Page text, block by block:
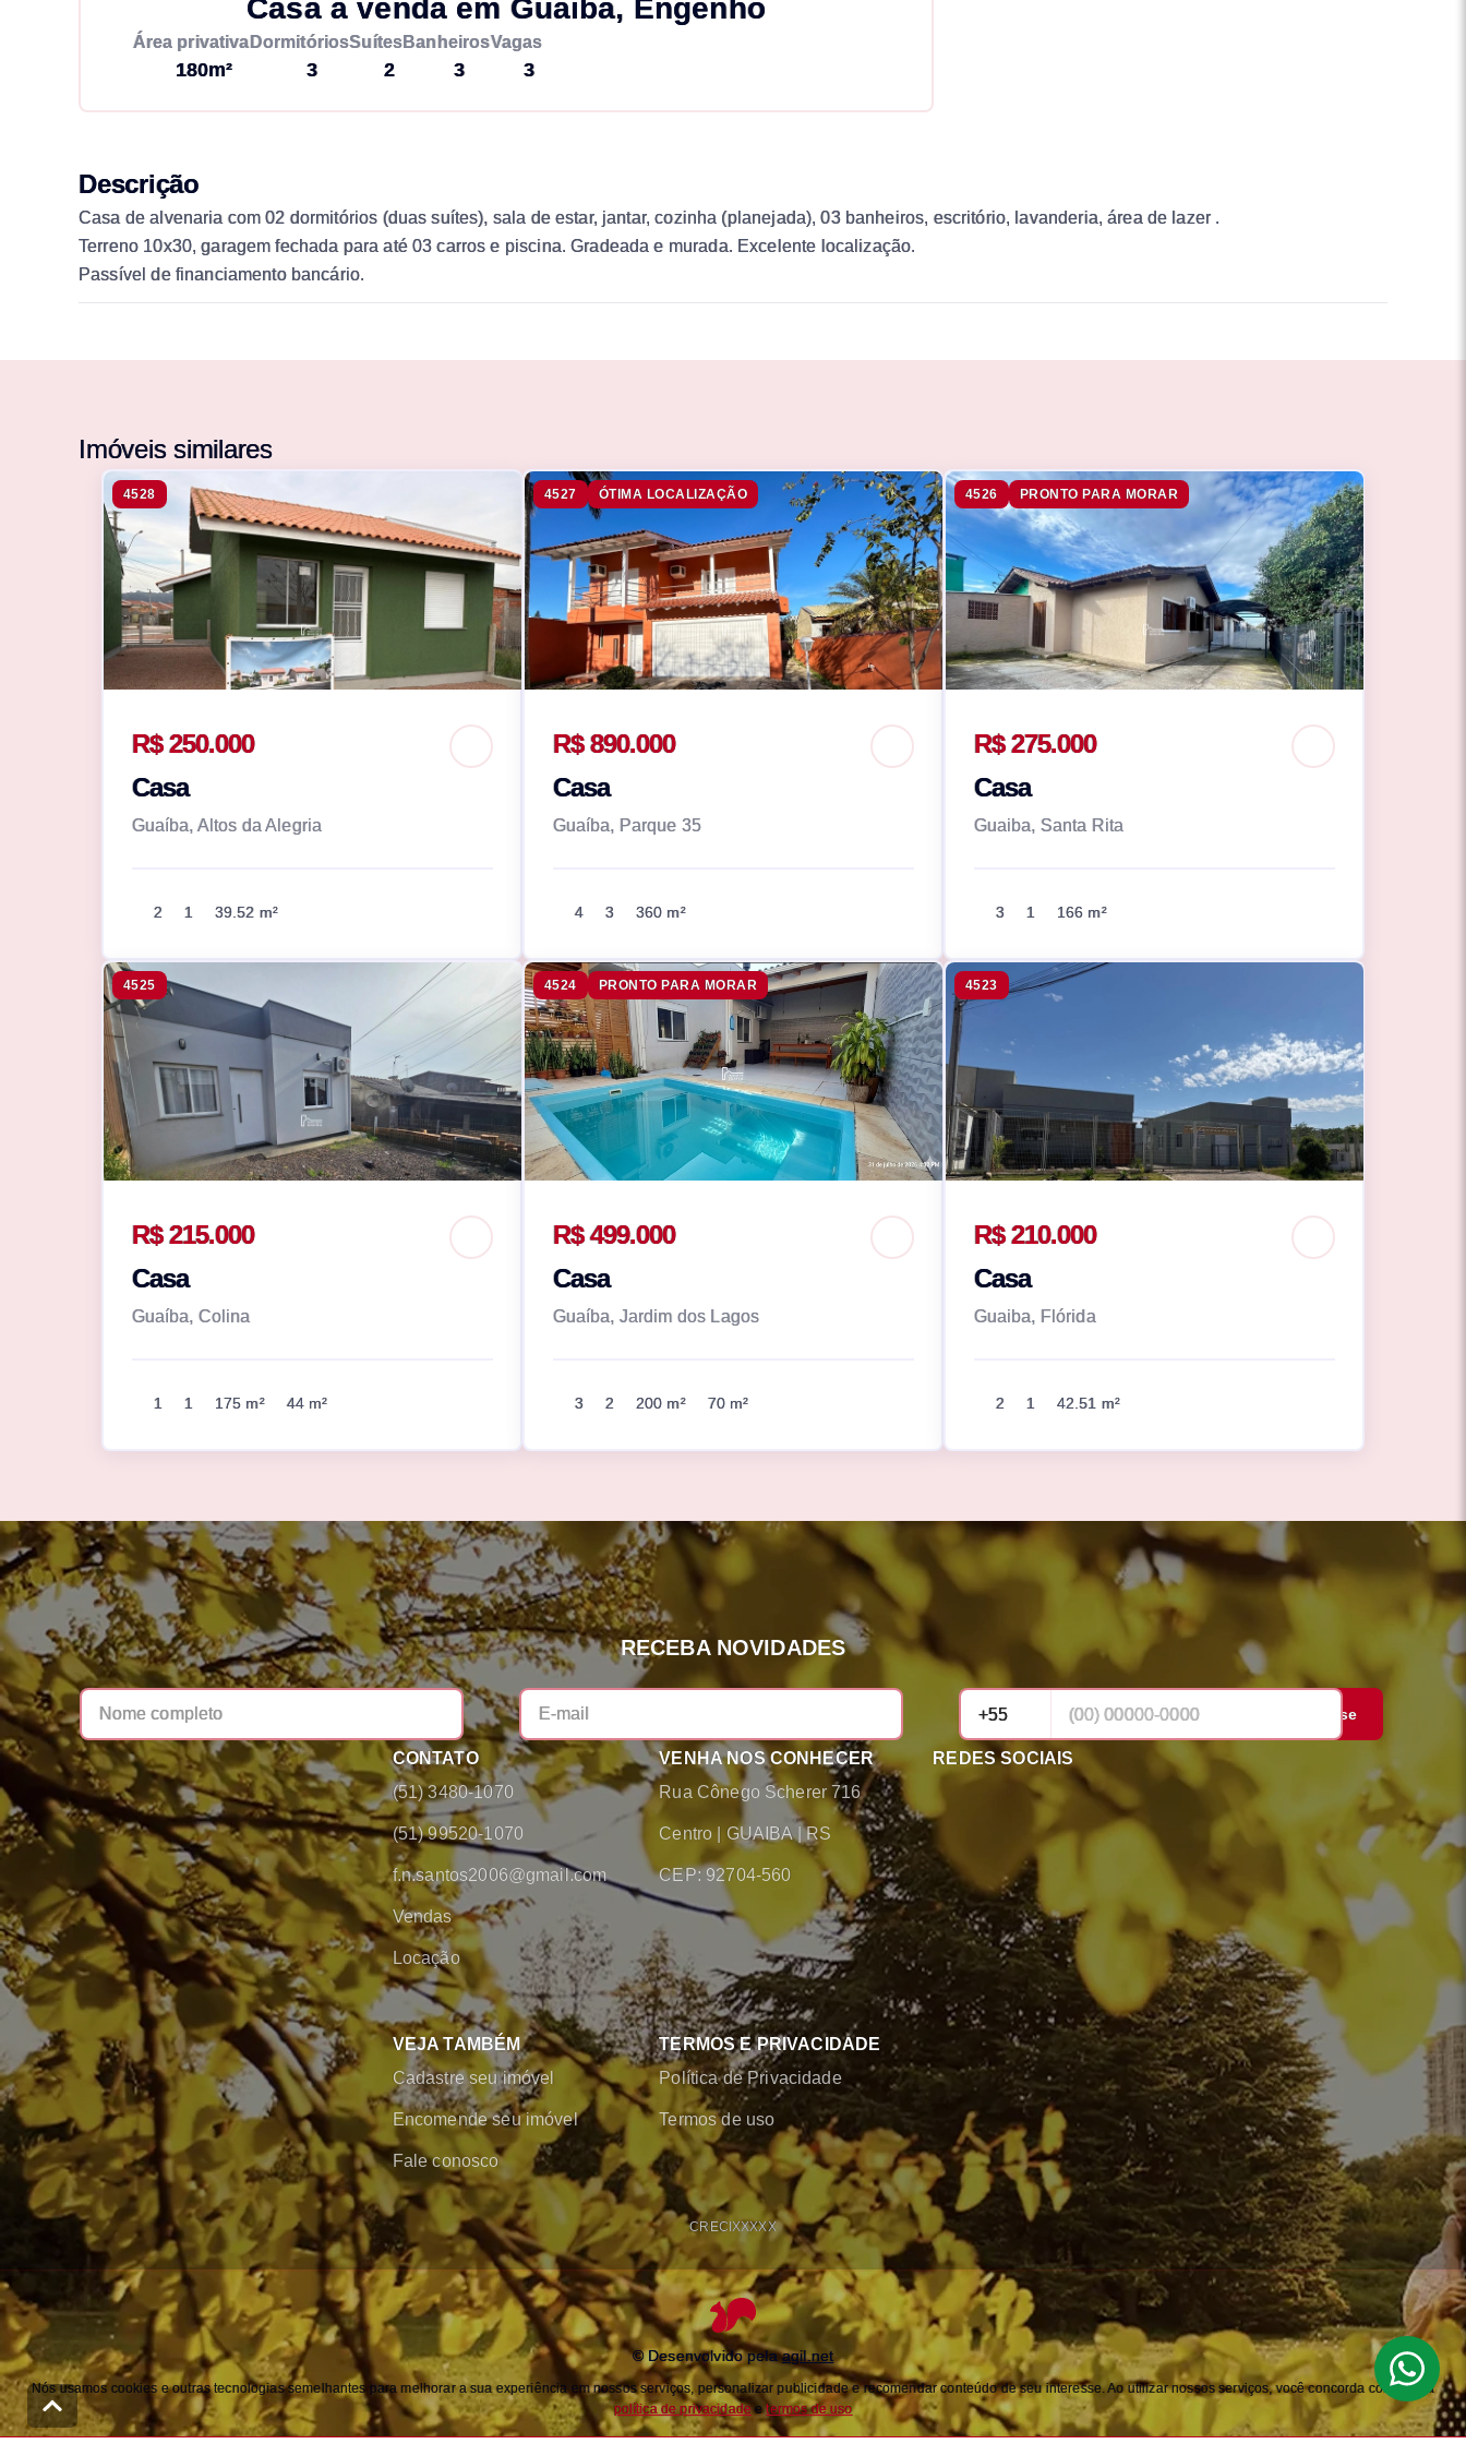
Casa à venda em Guaiba, Engenho
Área privativa
180m²
Dormitórios
3
Suítes
2
Banheiros
3
Vagas
3
Descrição
Casa de alvenaria com 02 dormitórios (duas suítes), sala de estar, jantar, cozinha (planejada), 03 banheiros, escritório, lavanderia, área de lazer .
Terreno 10x30, garagem fechada para até 03 carros e piscina. Gradeada e murada. Excelente localização.
Passível de financiamento bancário.
Imóveis similares
4528
R$ 250.000
Casa
Guaíba, Altos da Alegria
2 1 39.52 m²
4527 ÓTIMA LOCALIZAÇÃO
R$ 890.000
Casa
Guaíba, Parque 35
4 3 360 m²
4526 PRONTO PARA MORAR
R$ 275.000
Casa
Guaiba, Santa Rita
3 1 166 m²
4525
R$ 215.000
Casa
Guaíba, Colina
1 1 175 m² 44 m²
4524 PRONTO PARA MORAR
R$ 499.000
Casa
Guaíba, Jardim dos Lagos
3 2 200 m² 70 m²
4523
R$ 210.000
Casa
Guaiba, Flórida
2 1 42.51 m²
RECEBA NOVIDADES
Cadastrar-se
CONTATO
(51) 3480-1070
(51) 99520-1070
f.n.santos2006@gmail.com
Vendas
Locação
VENHA NOS CONHECER
Rua Cônego Scherer 716
Centro GUAIBA |RS
CEP: 92704-560
REDES SOCIAIS
VEJA TAMBÉM
Cadastre seu imóvel
Encomende seu imóvel
Fale conosco
TERMOS E PRIVACIDADE
Política de Privacidade
Termos de uso
CRECI XXXXX
© Desenvolvido pelaagil.net
Nós usamos cookies e outras tecnologias semelhantes para melhorar a sua experiência em nossos serviços, personalizar publicidade e recomendar conteúdo de seu interesse. Ao utilizar nossos serviços, você concorda com nossa
política de privacidadeetermos de uso